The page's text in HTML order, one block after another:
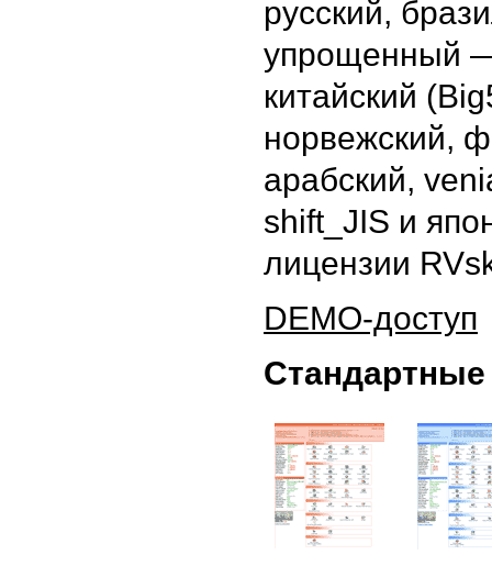
русский,
упрощенный —
китайский
норвежский,
арабский,
shift_JIS и
лицензии
DEMO-доступ